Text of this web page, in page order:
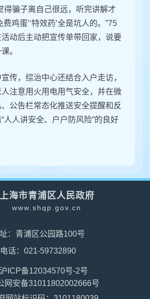
得骗子离自己很远，听完讲解才
费鸡蛋’‘特效药’全是坑人的。”75
动后主动把宣传单带回家，说要
。
传，综治中心还结合入户走访，
注意用火用电用气安全，并在微
公告栏常态化推送安全提醒和反
人人讲安全、户户防风险”的良好
上海市青浦区人民政府
www.shqp.gov.cn
：青浦区公园路100号
电话：021-59732890
沪ICP备12034570号-2号
网安备31011802002666号